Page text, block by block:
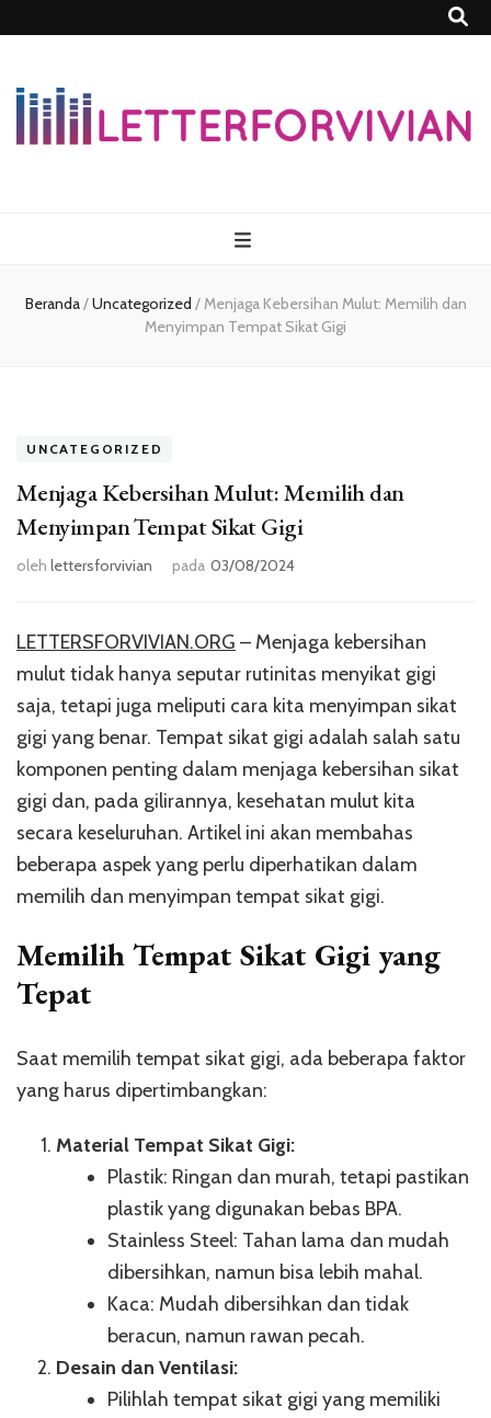
Beranda/Uncategorized /Menjaga Kebersihan Mulut: Memilih dan
Menyimpan Tempat Sikat Gigi
UNCATEGORIZED
Menjaga Kebersihan Mulut: Memilih dan
Menyimpan Tempat Sikat Gigi
oleh lettersforvivian pada 03/08/2024
LETTERSFORVIVIAN.ORG – Menjaga kebersihan
mulut tidak hanya seputar rutinitas menyikat gigi
saja, tetapi juga meliputi cara kita menyimpan sikat
gigi yang benar. Tempat sikat gigi adalah salah satu
komponen penting dalam menjaga kebersihan sikat
gigi dan, pada gilirannya, kesehatan mulut kita
secara keseluruhan. Artikel ini akan membahas
beberapa aspek yang perlu diperhatikan dalam
memilih dan menyimpan tempat sikat gigi.
Memilih Tempat Sikat Gigi yang
Tepat
Saat memilih tempat sikat gigi, ada beberapa faktor
yang harus dipertimbangkan:
Material Tempat Sikat Gigi:
Plastik: Ringan dan murah, tetapi pastikan
plastik yang digunakan bebas BPA.
Stainless Steel: Tahan lama dan mudah
dibersihkan, namun bisa lebih mahal.
Kaca: Mudah dibersihkan dan tidak
beracun, namun rawan pecah.
Desain dan Ventilasi:
Pilihlah tempat sikat gigi yang memiliki